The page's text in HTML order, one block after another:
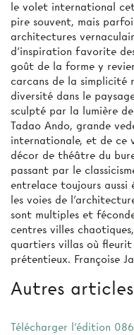
le volet international
pire souvent, mais
architectures
d'inspiration favorite
goût de la forme y
carcans de la simplicité
diversité dans le
sculpté par la lumière
Tadao Ando, grande
internationale, et de ce
décor de théâtre du
passant par le
entrelace toujours
les voies de
sont multiples et
centres villes
quartiers villas où
prétentieux. Françoise
Autres articles
Télécharger l'édition